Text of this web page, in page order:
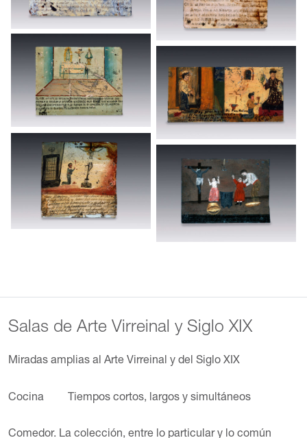
Salas de Arte Virreinal y Siglo XIX
Miradas amplias al Arte Virreinal y del Siglo XIX
Cocina Tiempos cortos, largos y simultáneos
Comedor. La colección, entre lo particular y lo común